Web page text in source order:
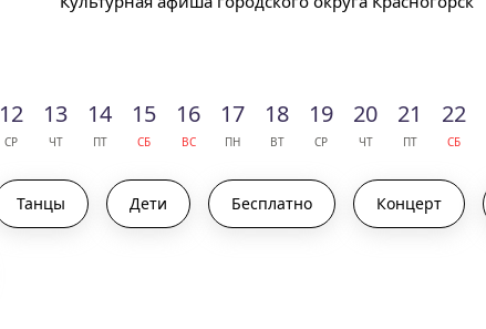
12
СР
13
ЧТ
14
ПТ
15
СБ
16
ВС
17
ПН
18
ВТ
19
СР
20
ЧТ
21
ПТ
22
СБ
Танцы Дети Бесплатно Концерт